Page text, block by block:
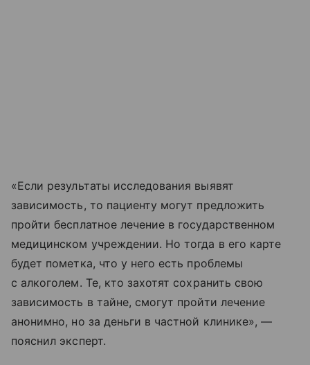
«Если результаты исследования выявят
зависимость, то пациенту могут предложить
пройти бесплатное лечение в государственном
медицинском учреждении. Но тогда в его карте
будет пометка, что у него есть проблемы
с алкоголем. Те, кто захотят сохранить свою
зависимость в тайне, смогут пройти лечение
анонимно, но за деньги в частной клинике», —
пояснил эксперт.